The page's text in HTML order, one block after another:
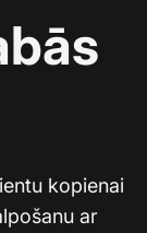
kopienai
ar